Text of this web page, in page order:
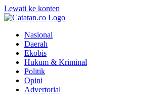
Lewati ke konten
Nasional
Daerah
Ekobis
Hukum & Kriminal
Politik
Opini
Advertorial